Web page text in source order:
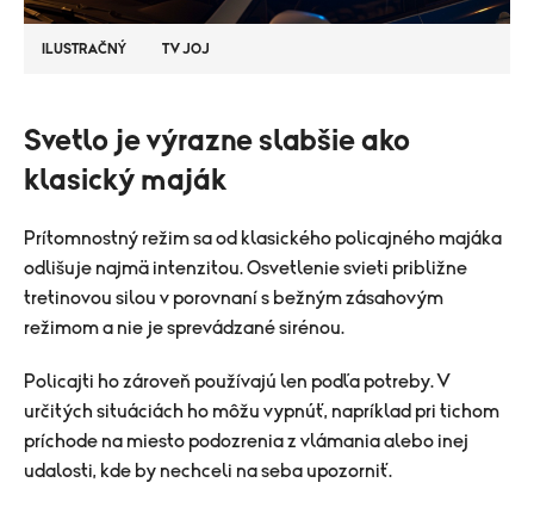
ILUSTRAČNÝ TV JOJ
Svetlo je výrazne slabšie ako
klasický maják
Prítomnostný režim sa od klasického policajného majáka
odlišuje najmä intenzitou. Osvetlenie svieti približne
tretinovou silou v porovnaní s bežným zásahovým
režimom a nie je sprevádzané sirénou.
Policajti ho zároveň používajú len podľa potreby. V
určitých situáciách ho môžu vypnúť, napríklad pri tichom
príchode na miesto podozrenia z vlámania alebo inej
udalosti, kde by nechceli na seba upozorniť.